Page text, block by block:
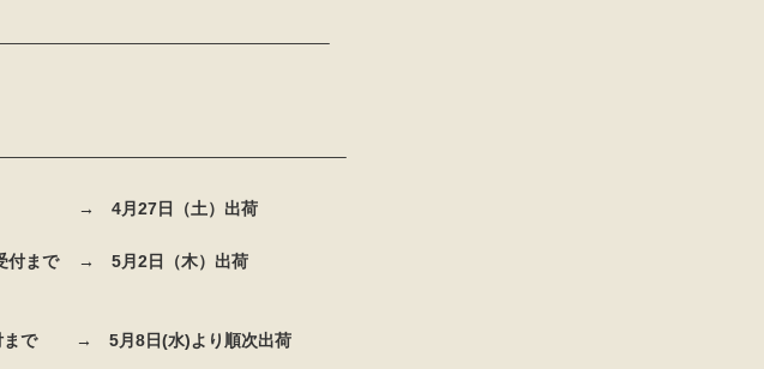
———————————————————————–
で → 4月27日（土）出荷
受付まで → 5月2日（木）出荷
付まで → 5月8日(水)より順次出荷